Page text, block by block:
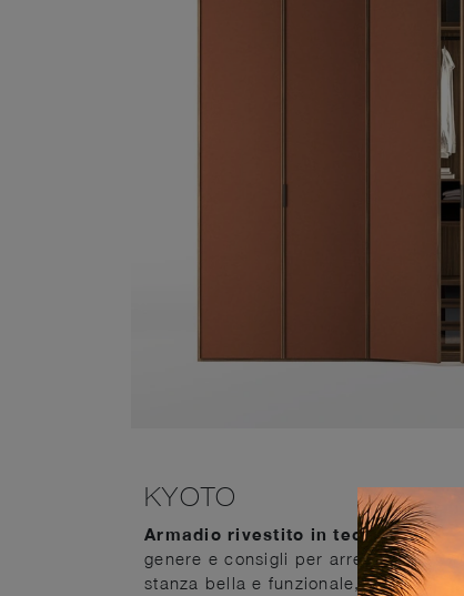
KYOTO
Armadio rivestito in tecnopelle
genere e consigli per arredare la
stanza bella e funzionale, prediligi le